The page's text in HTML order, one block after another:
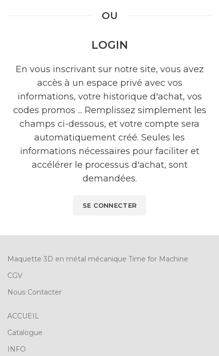
OU
LOGIN
En vous inscrivant sur notre site, vous avez
accès à un espace privé avec vos
informations, votre historique d'achat, vos
codes promos ... Remplissez simplement les
champs ci-dessous, et votre compte sera
automatiquement créé. Seules les
informations nécessaires pour faciliter et
accélérer le processus d'achat, sont
demandées.
SE CONNECTER
Maquette 3D en métal mécanique Time for Machine
CGV
Nous Contacter
ACCUEIL
Catalogue
INFO